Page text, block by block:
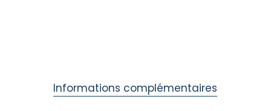
Informations complémentaires